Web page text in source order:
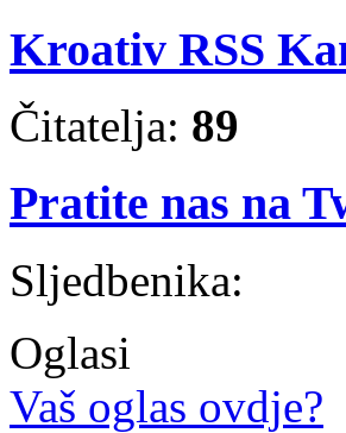
Kroativ RSS
Čitatelja: 89
Pratite nas na
Sljedbenika:
Oglasi
Vaš oglas ovdje?